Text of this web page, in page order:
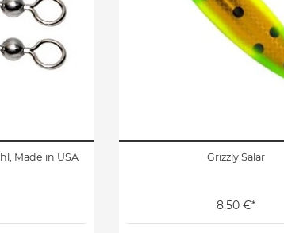
Made in USA Grizzly Salar
8,50 €*